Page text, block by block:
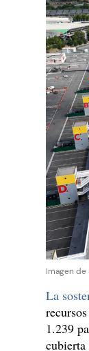
Imagen
La
1.239